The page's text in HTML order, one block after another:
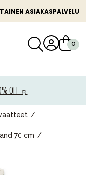
ASIAKASPALVELU
OFF ☼
70 cm